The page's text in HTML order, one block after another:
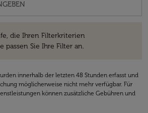
die Ihren Filterkriterien
passen Sie Ihre Filter an.
innerhalb der letzten 48 Stunden erfasst und
möglicherweise nicht mehr verfügbar. Für
können zusätzliche Gebühren und